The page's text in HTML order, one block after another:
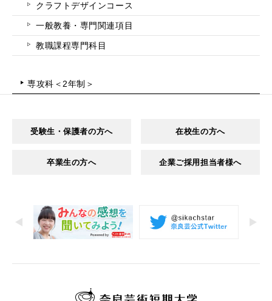
クラフトデザインコース
一般教養・専門関連項目
教職課程専門科目
専攻科＜2年制＞
受験生・保護者の方へ 在校生の方へ
卒業生の方へ 企業ご採用担当者様へ